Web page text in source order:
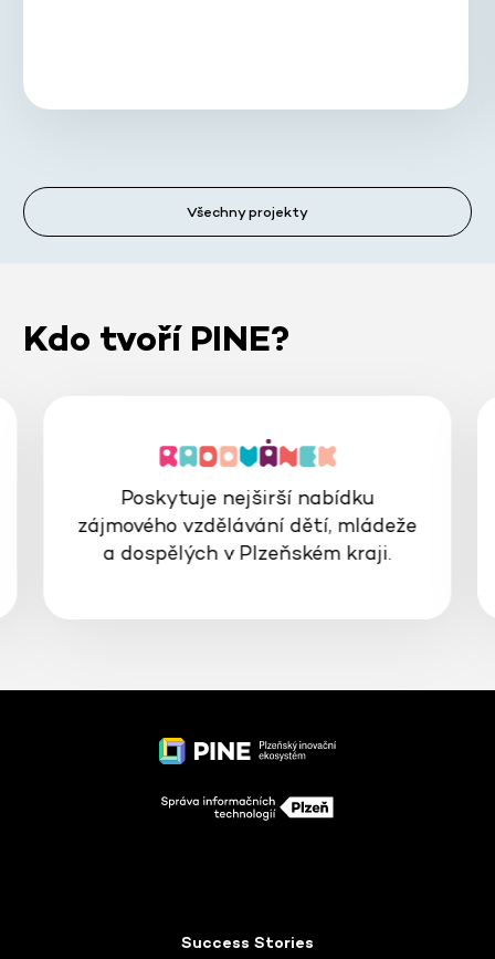
Všechny projekty
Kdo tvoří PINE?
Poskytuje nejširší nabídku
zájmového vzdělávání dětí, mládeže
a dospělých v Plzeňském kraji.
Success Stories